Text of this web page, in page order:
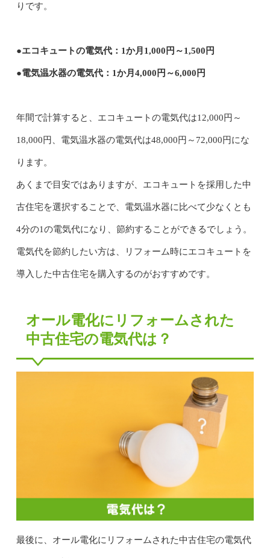
りです。
●エコキュートの電気代：1か月1,000円～1,500円
●電気温水器の電気代：1か月4,000円～6,000円
年間で計算すると、エコキュートの電気代は12,000円～
18,000円、電気温水器の電気代は48,000円～72,000円にな
ります。
あくまで目安ではありますが、エコキュートを採用した中
古住宅を選択することで、電気温水器に比べて少なくとも
4分の1の電気代になり、節約することができるでしょう。
電気代を節約したい方は、リフォーム時にエコキュートを
導入した中古住宅を購入するのがおすすめです。
オール電化にリフォームされた
中古住宅の電気代は？
最後に、オール電化にリフォームされた中古住宅の電気代